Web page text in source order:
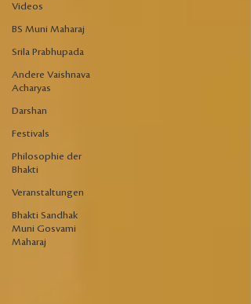
Videos
BS Muni Maharaj
Srila Prabhupada
Andere Vaishnava
Acharyas
Darshan
Festivals
Philosophie der
Bhakti
Veranstaltungen
Bhakti Sandhak
Muni Gosvami
Maharaj